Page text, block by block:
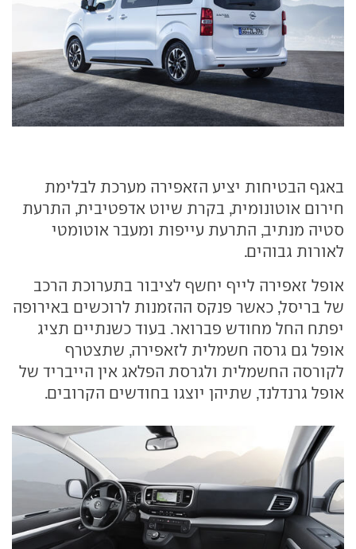
באגף הבטיחות יציע הזאפירה מערכת לבלימת
חירום אוטונומית, בקרת שיוט אדפטיבית, התרעת
סטיה מנתיב, התרעת עייפות ומעבר אוטומטי
לאורות גבוהים.
אופל זאפירה לייף יחשף לציבור בתערוכת הרכב
של בריסל, כאשר פנקס ההזמנות לרוכשים באירופה
יפתח החל מחודש פברואר. בעוד כשנתיים תציג
אופל גם גרסה חשמלית לזאפירה, שתצטרף
לקורסה החשמלית ולגרסת הפלאג אין הייבריד של
אופל גרנדלנד, שתיהן יוצגו בחודשים הקרובים.